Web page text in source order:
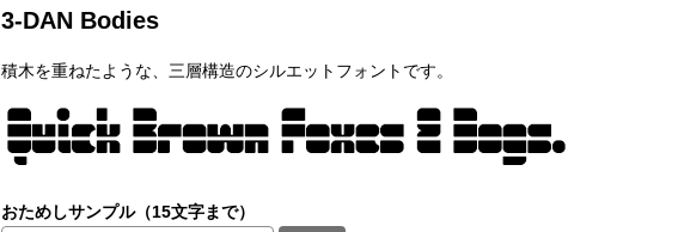
3-DAN Bodies
積木を重ねたような、三層構造のシルエットフォントです。
おためしサンプル（15文字まで）